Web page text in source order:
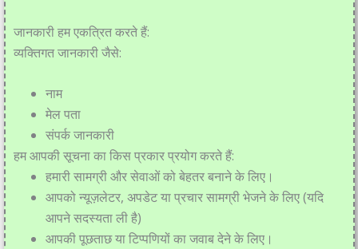
जानकारी हम एकत्रित करते हैं:
व्यक्तिगत जानकारी जैसे:
नाम
मेल पता
संपर्क जानकारी
हम आपकी सूचना का किस प्रकार प्रयोग करते हैं:
हमारी सामग्री और सेवाओं को बेहतर बनाने के लिए।
आपको न्यूज़लेटर, अपडेट या प्रचार सामग्री भेजने के लिए (यदि
आपने सदस्यता ली है)
आपकी पूछताछ या टिप्पणियों का जवाब देने के लिए।